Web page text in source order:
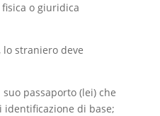
o giuridica
straniero deve
passaporto (lei) che
di base;